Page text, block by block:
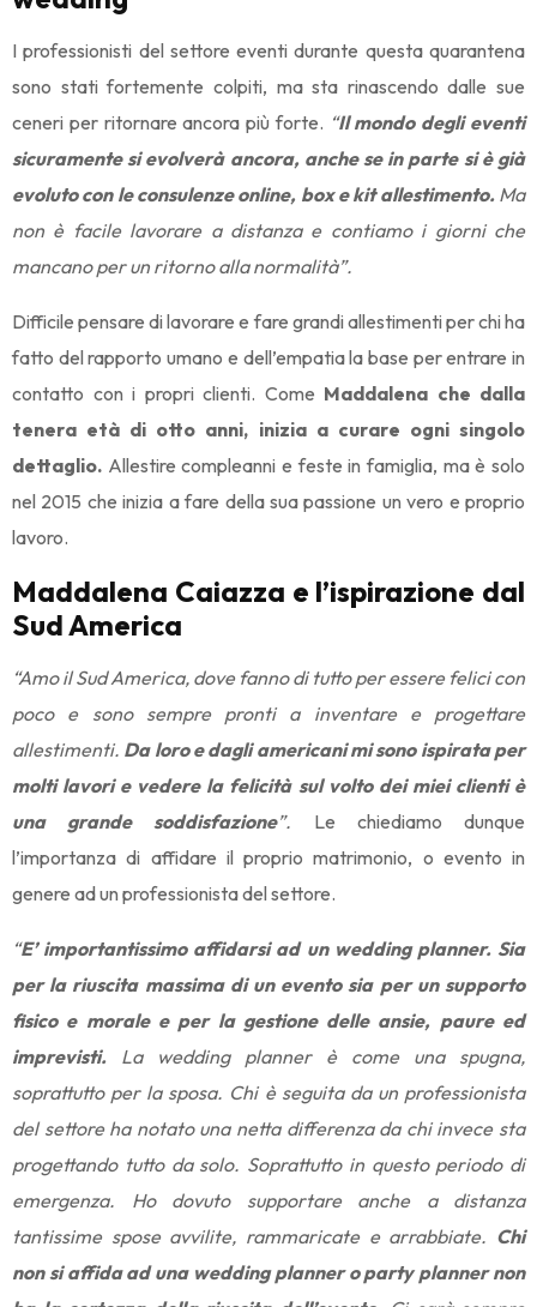
I professionisti del settore eventi durante questa quarantena
sono stati fortemente colpiti, ma sta rinascendo dalle sue
ceneri per ritornare ancora più forte. “Il mondo degli eventi
sicuramente si evolverà ancora, anche se in parte si è già
evoluto con le consulenze online, box e kit allestimento.Ma
non è facile lavorare a distanza e contiamo i giorni che
mancano per un ritorno alla normalità”.
Difficile pensare di lavorare e fare grandi allestimenti per chi ha
fatto del rapporto umano e dell’empatia la base per entrare in
contatto con i propri clienti. Come Maddalena che dalla
tenera età di otto anni, inizia a curare ogni singolo
dettaglio. Allestire compleanni e feste in famiglia, ma è solo
nel 2015 che inizia a fare della sua passione un vero e proprio
lavoro.
Maddalena Caiazza e l’ispirazione dal
Sud America
“Amo il Sud America, dove fanno di tutto per essere felici con
poco e sono sempre pronti a inventare e progettare
allestimenti. Da loro e dagli americani mi sono ispirata per
molti lavori e vedere la felicità sul volto dei miei clienti è
una grande soddisfazione”. Le chiediamo dunque
l’importanza di affidare il proprio matrimonio, o evento in
genere ad un professionista del settore.
“E’ importantissimo affidarsi ad un wedding planner. Sia
per la riuscita massima di un evento sia per un supporto
fisico e morale e per la gestione delle ansie, paure ed
imprevisti. La wedding planner è come una spugna,
soprattutto per la sposa. Chi è seguita da un professionista
del settore ha notato una netta differenza da chi invece sta
progettando tutto da solo. Soprattutto in questo periodo di
emergenza. Ho dovuto supportare anche a distanza
tantissime spose avvilite, rammaricate e arrabbiate. Chi
non si affida ad una wedding planner o party planner non